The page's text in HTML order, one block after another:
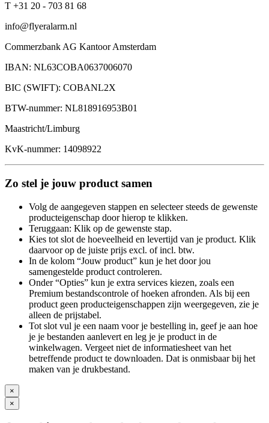
T +31 20 - 703 81 68
info@flyeralarm.nl
Commerzbank AG Kantoor Amsterdam
IBAN: NL63COBA0637006070
BIC (SWIFT): COBANL2X
BTW-nummer: NL818916953B01
Maastricht/Limburg
KvK-nummer: 14098922
Zo stel je jouw product samen
Volg de aangegeven stappen en selecteer steeds de gewenste
producteigenschap door hierop te klikken.
Teruggaan: Klik op de gewenste stap.
Kies tot slot de hoeveelheid en levertijd van je product. Klik
daarvoor op de juiste prijs excl. of incl. btw.
In de kolom “Jouw product” kun je het door jou
samengestelde product controleren.
Onder “Opties” kun je extra services kiezen, zoals een
Premium bestandscontrole of hoeken afronden. Als bij een
product geen producteigenschappen zijn weergegeven, zie je
alleen de prijstabel.
Tot slot vul je een naam voor je bestelling in, geef je aan hoe
je je bestanden aanlevert en leg je je product in de
winkelwagen. Vergeet niet de informatiesheet van het
betreffende product te downloaden. Dat is onmisbaar bij het
maken van je drukbestand.
×
×